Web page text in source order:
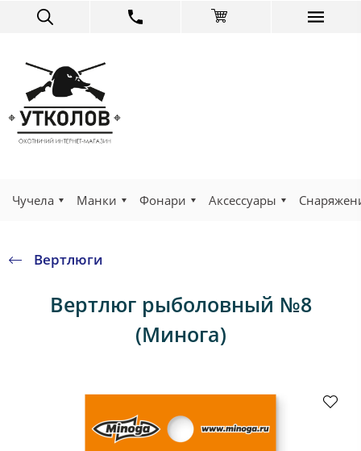
Чучела Манки Фонари Аксессуары
Вертлюги
Вертлюг рыболовный №8
(Минога)